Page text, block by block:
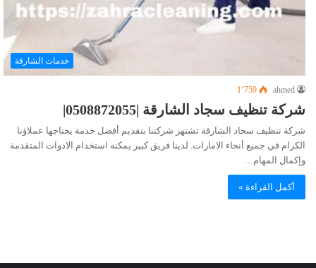
خدمات الشارقة
ahmed 1٬759
شركة تنظيف سجاد الشارقة |0508872055|
شركة تنظيف سجاد الشارقة تشتهر شركتنا بتقديم أفضل خدمة يحتاجها عملاؤنا
الكرام في جميع أنحاء الامارات. لدينا فريق كبير يمكنه استخدام الادوات المتقدمة
وإكمال المهام…
أكمل القراءة »